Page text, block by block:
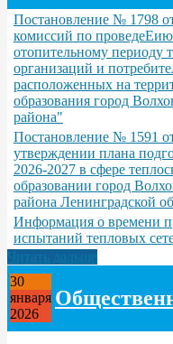
Постановление № 1798
комиссий по
отопительному периоду
организаций и
расположенных на
образования город
района"
Постановление № 1591
утверждении плана
2026-2027 в сфере
образовании город
района Ленинградской
Информация о времени
испытаний тепловых
Читать дальше
30
января
2026